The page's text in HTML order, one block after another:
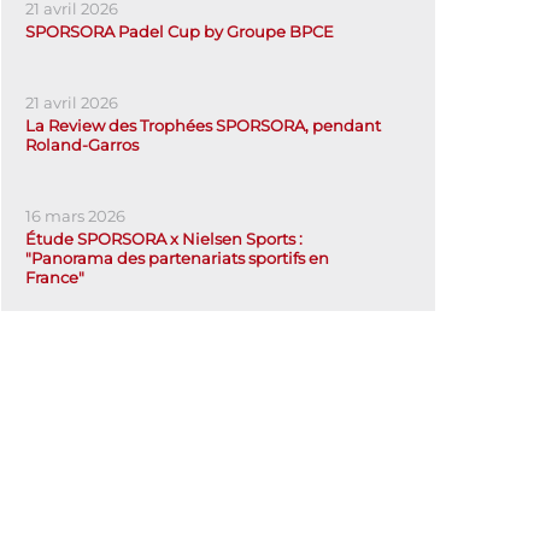
21 avril 2026
SPORSORA Padel Cup by Groupe BPCE
21 avril 2026
La Review des Trophées SPORSORA, pendant
Roland-Garros
16 mars 2026
Étude SPORSORA x Nielsen Sports :
"Panorama des partenariats sportifs en
France"